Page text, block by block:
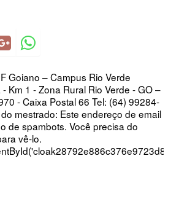
Goiano – Campus Rio Verde
Km 1 - Zona Rural Rio Verde - GO –
- Caixa Postal 66 Tel: (64) 99284-
mestrado: Este endereço de email
de spambots. Você precisa do
vê-lo.